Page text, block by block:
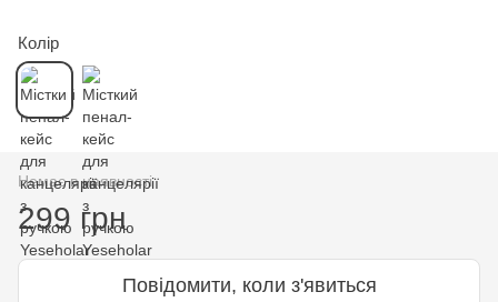
Колір
Немає в наявності
299 грн
Повідомити, коли з'явиться